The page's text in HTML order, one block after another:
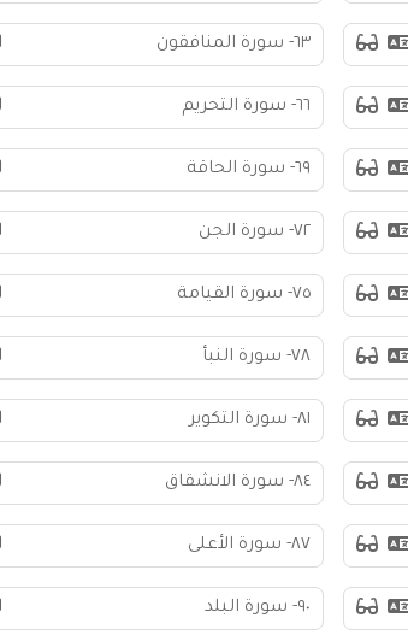
٦٣- سورة المنافقون
٦٦- سورة التحريم
٦٩- سورة الحاقة
٧٢- سورة الجن
٧٥- سورة القيامة
٧٨- سورة النبأ
٨١- سورة التكوير
٨٤- سورة الانشقاق
٨٧- سورة الأعلى
٩٠- سورة البلد